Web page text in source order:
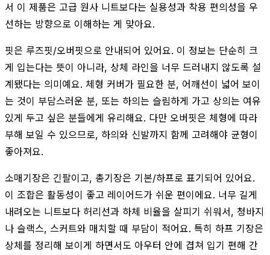
서 이 제품은 고급 원사 니트보다는 실용성과 착용 편의성을 우
선하는 방향으로 이해하는 게 맞아요.
핏은 루즈핏/오버핏으로 안내되어 있어요. 이 정보는 단순히 크
게 입는다는 뜻이 아니라, 상체 라인을 너무 드러내지 않도록 설
계됐다는 의미예요. 체형 커버가 필요한 분, 어깨선이 넓어 보이
는 것이 부담스러운 분, 또는 하의는 슬림하게 가고 상의는 여유
있게 두고 싶은 분들에게 유리해요. 다만 오버핏은 체형에 따라
부해 보일 수 있으므로, 하의와 신발까지 함께 고려해야 균형이
좋아져요.
소매기장은 긴팔이고, 총기장은 기본/하프로 표기되어 있어요.
이 조합은 활동성이 좋고 레이어드가 쉬운 편이에요. 너무 길게
내려오는 니트보다 허리선과 하체 비율을 살피기 쉬워서, 청바지
나 슬랙스, 스커트와 매치할 때 부담이 적어요. 특히 하프 기장은
상체를 정리해 보이게 하면서도 아우터 안에 겹쳐 입기 편해 간